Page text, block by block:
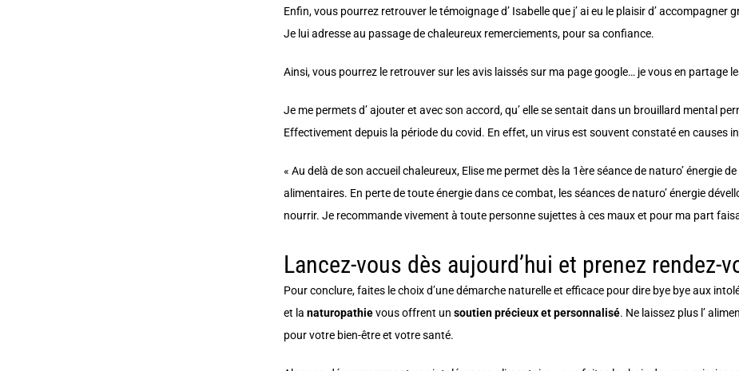
Enfin, vous pourrez retrouver le témoignage d’ Isabelle que j’ ai eu le plaisir d’
Je lui adresse au passage de chaleureux remerciements, pour sa confiance.
Ainsi, vous pourrez le retrouver sur les avis laissés sur ma page google… je vous en partage
Je me permets d’ ajouter et avec son accord, qu’ elle se sentait dans un brouillard mental
Effectivement depuis la période du covid. En effet, un virus est souvent constaté en causes
« Au delà de son accueil chaleureux, Elise me permet dès la 1ère séance de naturo’ énergie
alimentaires. En perte de toute énergie dans ce combat, les séances de naturo’ énergie
nourrir. Je recommande vivement à toute personne sujettes à ces maux et pour ma part
Lancez-vous dès aujourd’hui et prenez rendez-
Pour conclure, faites le choix d’une démarche naturelle et efficace pour dire bye bye aux
et la naturopathievous offrent un soutien précieux et personnalisé. Ne laissez plus l’
pour votre bien-être et votre santé.